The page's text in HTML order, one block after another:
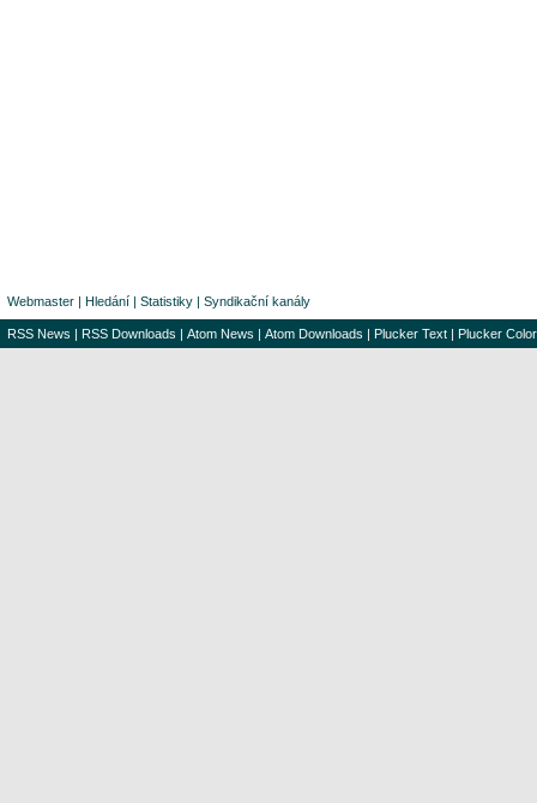
Webmaster | Hledání | Statistiky | Syndikační kanály
RSS News | RSS Downloads | Atom News | Atom Downloads | Plucker Text | Plucker Color